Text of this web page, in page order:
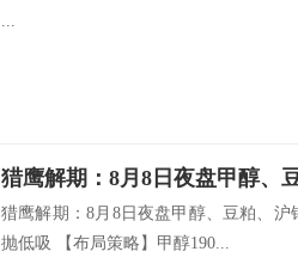
...
猎鹰解期：8月8日夜盘甲醇、
猎鹰解期：8月8日夜盘甲醇、豆粕、
抛低吸 【布局策略】甲醇190...